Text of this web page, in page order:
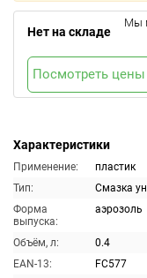
Характеристики
Применение:
пластик
Тип:
Смазка
Форма
выпуска:
аэрозоль
Объём, л:
0.4
EAN-13:
FC577
Нет на складе
Мы
Посмотреть цены